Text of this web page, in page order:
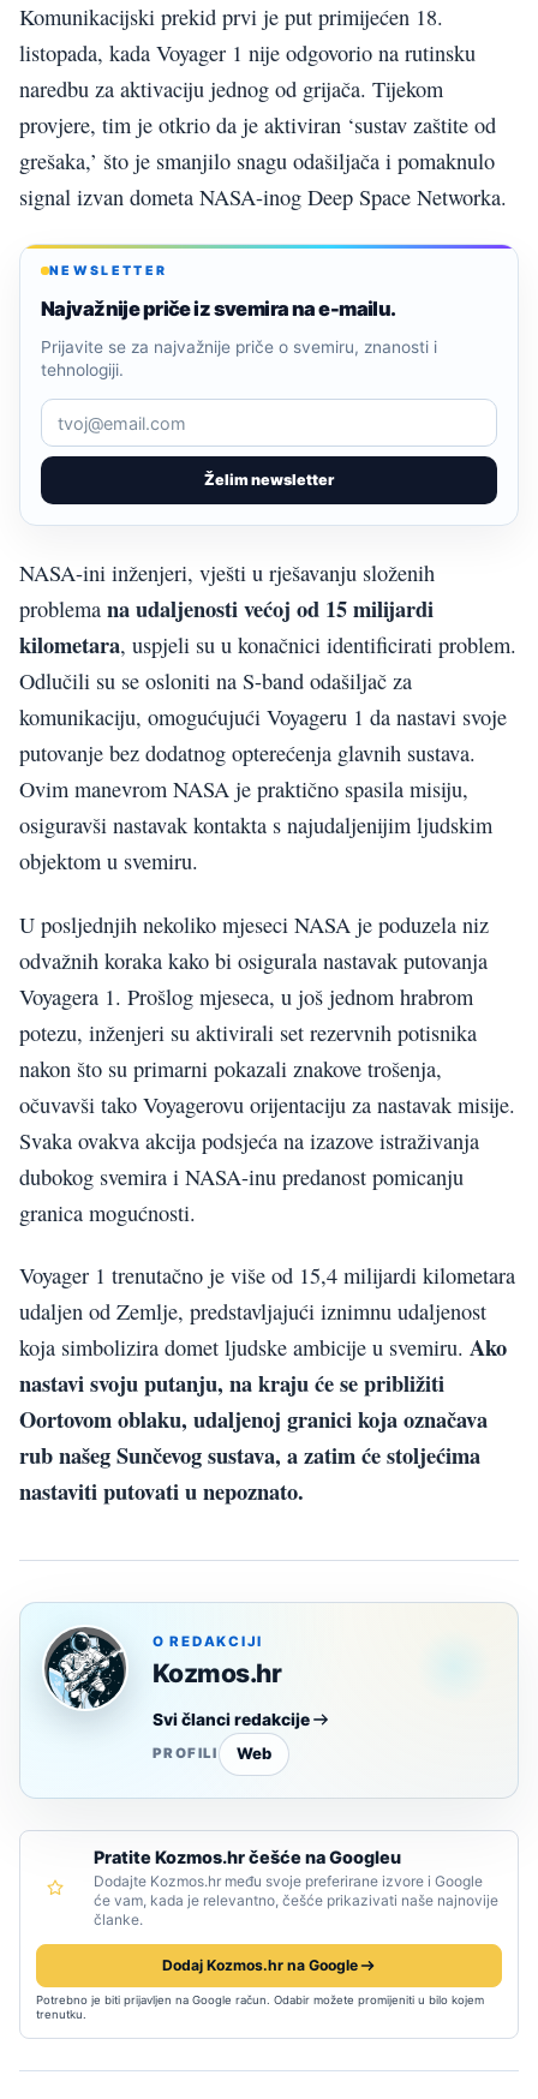
Komunikacijski prekid prvi je put primijećen 18.
listopada, kada Voyager 1 nije odgovorio na rutinsku
naredbu za aktivaciju jednog od grijača. Tijekom
provjere, tim je otkrio da je aktiviran ‘sustav zaštite od
grešaka,’ što je smanjilo snagu odašiljača i pomaknulo
signal izvan dometa NASA-inog Deep Space Networka.
NEWSLETTER
Najvažnije priče iz svemira na e-mailu.
Želim newsletter
Prijavite se za najvažnije priče o svemiru, znanosti i
tehnologiji.
NASA-ini inženjeri, vješti u rješavanju složenih
problema na udaljenosti većoj od 15 milijardi
kilometara, uspjeli su u konačnici identificirati problem.
Odlučili su se osloniti na S-band odašiljač za
komunikaciju, omogućujući Voyageru 1 da nastavi svoje
putovanje bez dodatnog opterećenja glavnih sustava.
Ovim manevrom NASA je praktično spasila misiju,
osiguravši nastavak kontakta s najudaljenijim ljudskim
objektom u svemiru.
U posljednjih nekoliko mjeseci NASA je poduzela niz
odvažnih koraka kako bi osigurala nastavak putovanja
Voyagera 1. Prošlog mjeseca, u još jednom hrabrom
potezu, inženjeri su aktivirali set rezervnih potisnika
nakon što su primarni pokazali znakove trošenja,
očuvavši tako Voyagerovu orijentaciju za nastavak misije.
Svaka ovakva akcija podsjeća na izazove istraživanja
dubokog svemira i NASA-inu predanost pomicanju
granica mogućnosti.
Voyager 1 trenutačno je više od 15,4 milijardi kilometara
udaljen od Zemlje, predstavljajući iznimnu udaljenost
koja simbolizira domet ljudske ambicije u svemiru. Ako
nastavi svoju putanju, na kraju će se približiti
Oortovom oblaku, udaljenoj granici koja označava
rub našeg Sunčevog sustava, a zatim će stoljećima
nastaviti putovati u nepoznato.
O REDAKCIJI
Kozmos.hr
Svi članci redakcije
PROFILI Web
Pratite Kozmos.hr češće na Googleu
Dodajte Kozmos.hr među svoje preferirane izvore i Google
će vam, kada je relevantno, češće prikazivati naše najnovije
članke.
Dodaj Kozmos.hr na Google
Potrebno je biti prijavljen na Google račun. Odabir možete promijeniti u bilo kojem
trenutku.